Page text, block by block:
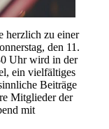
herzlich zu einer
den 11.
Uhr wird in der
ein vielfältiges
Beiträge
Mitglieder der
mit